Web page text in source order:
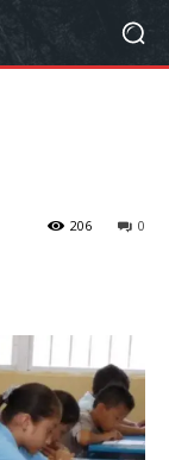
0
206